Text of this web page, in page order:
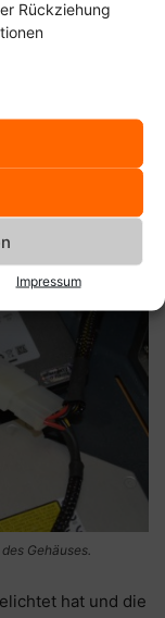
Rückziehung
Impressum
zu den Festplatten.
Gehäuses.
hat und die